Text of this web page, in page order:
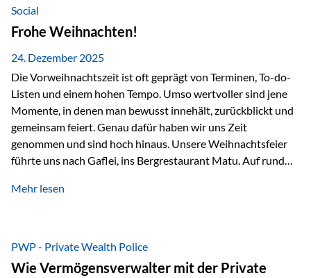
starkes Miteinander ist. Neben diesen gemeinsamen
Erlebnissen konnten wir…
Social
Frohe Weihnachten!
24. Dezember 2025
Die Vorweihnachtszeit ist oft geprägt von Terminen, To-do-
Listen und einem hohen Tempo. Umso wertvoller sind jene
Momente, in denen man bewusst innehält, zurückblickt und
gemeinsam feiert. Genau dafür haben wir uns Zeit
genommen und sind hoch hinaus. Unsere Weihnachtsfeier
führte uns nach Gaflei, ins Bergrestaurant Matu. Auf rund
beeindruckendes Panorama, sondern auch etwas, das im
verschneiter Landschaft, bei feinem Essen, guter Musik und
einer entspannten…
Mehr lesen
PWP - Private Wealth Police
Wie Vermögensverwalter mit der Private